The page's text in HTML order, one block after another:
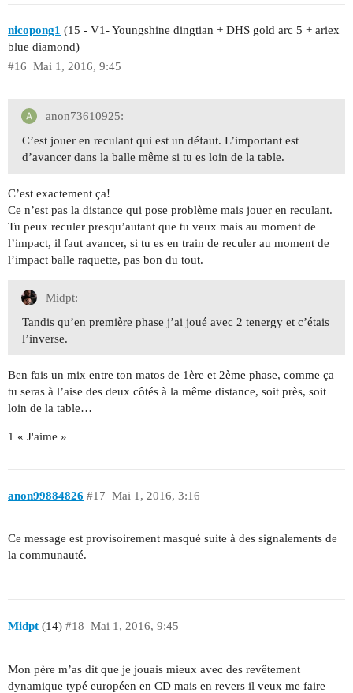
nicopong1 (15 - V1- Youngshine dingtian + DHS gold arc 5 + ariex
blue diamond)
Mai 1, 2016, 9:45
#16
anon73610925:
C’est jouer en reculant qui est un défaut. L’important est
d’avancer dans la balle même si tu es loin de la table.
C’est exactement ça!
Ce n’est pas la distance qui pose problème mais jouer en reculant.
Tu peux reculer presqu’autant que tu veux mais au moment de
l’impact, il faut avancer, si tu es en train de reculer au moment de
l’impact balle raquette, pas bon du tout.
Midpt:
Tandis qu’en première phase j’ai joué avec 2 tenergy et c’étais
l’inverse.
Ben fais un mix entre ton matos de 1ère et 2ème phase, comme ça
tu seras à l’aise des deux côtés à la même distance, soit près, soit
loin de la table…
1 « J'aime »
anon99884826 Mai 1, 2016, 3:16
#17
Ce message est provisoirement masqué suite à des signalements de
la communauté.
Midpt (14) Mai 1, 2016, 9:45
#18
Mon père m’as dit que je jouais mieux avec des revêtement
dynamique typé européen en CD mais en revers il veux me faire